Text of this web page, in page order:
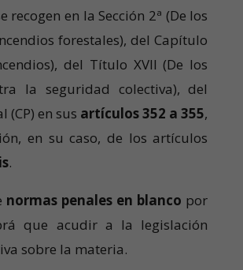
recogen en la Sección 2ª (De los
forestales), del Capítulo
del Título XVII (De los
la seguridad colectiva), del
(CP) en sus artículos 352 a 355,
en su caso, de los artículos
.
normas penales en blanco por
que acudir a la legislación
sobre la materia.